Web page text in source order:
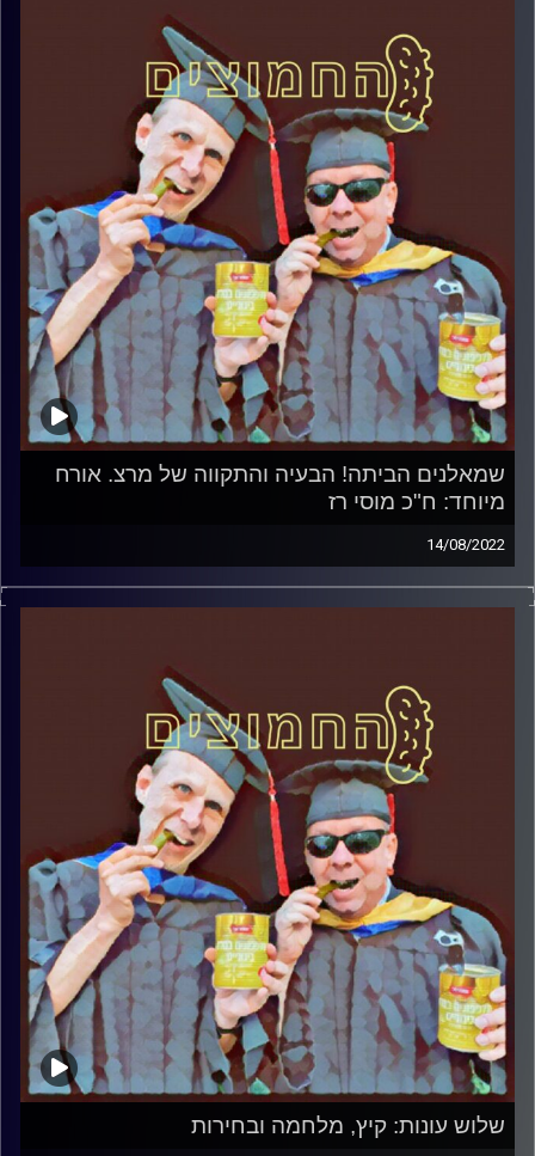
אורח מיוחד: ד"ר שלמה אגוז, המכללה אקדמית הדסה.
קרדיט תמונות:AudioVersity
שמאלנים הביתה! הבעיה והתקווה של מרצ. אורח
מיוחד: ח"כ מוסי רז
14/08/2022
המערכת הפוליטית על ספת הפסיכולוג, עם פרופסור בועז בן-
דוד ופרופסור גלעד הירשברגר
קרדיט תמונות:AudioVersity
שלוש עונות: קיץ, מלחמה ובחירות